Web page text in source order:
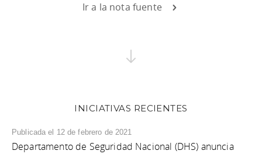
Ir a la nota fuente
INICIATIVAS RECIENTES
Publicada el 12 de febrero de 2021
Departamento de Seguridad Nacional (DHS) anuncia